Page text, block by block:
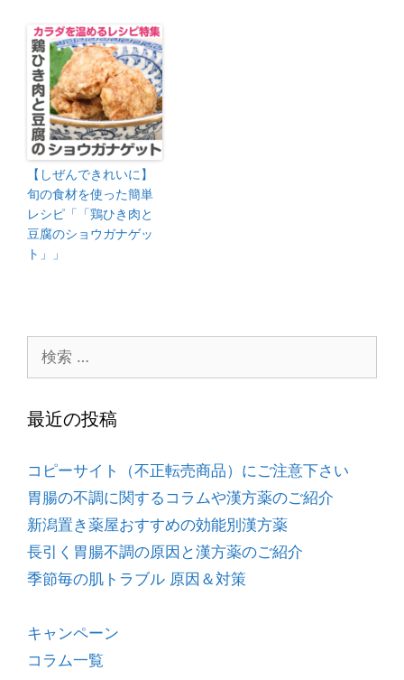
【しぜんできれいに】
旬の食材を使った簡単
レシピ「「鶏ひき肉と
豆腐のショウガナゲッ
ト」」
最近の投稿
コピーサイト（不正転売商品）にご注意下さい
胃腸の不調に関するコラムや漢方薬のご紹介
新潟置き薬屋おすすめの効能別漢方薬
長引く胃腸不調の原因と漢方薬のご紹介
季節毎の肌トラブル 原因＆対策
キャンペーン
コラム一覧